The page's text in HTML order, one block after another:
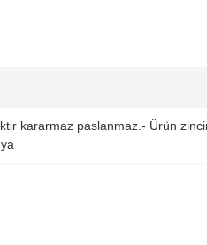
kararmaz paslanmaz.- Ürün